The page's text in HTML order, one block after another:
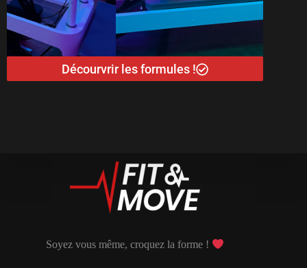
Décourvrir les formules !
Soyez vous même, croquez la forme !